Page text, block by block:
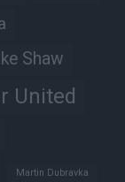
Shaw
United
Martin Dubravka